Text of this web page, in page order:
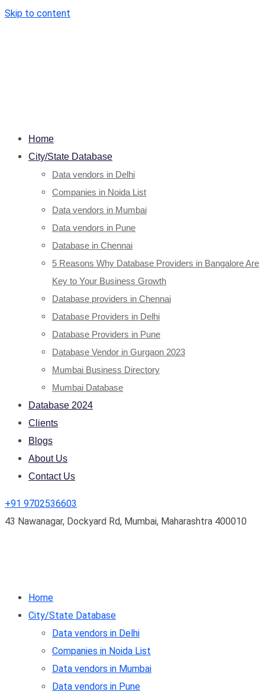
Skip to content
Home
City/State Database
Data vendors in Delhi
Companies in Noida List
Data vendors in Mumbai
Data vendors in Pune
Database in Chennai
5 Reasons Why Database Providers in Bangalore Are
Key to Your Business Growth
Database providers in Chennai
Database Providers in Delhi
Database Providers in Pune
Database Vendor in Gurgaon 2023
Mumbai Business Directory
Mumbai Database
Database 2024
Clients
Blogs
About Us
Contact Us
+91 9702536603
43 Nawanagar, Dockyard Rd, Mumbai, Maharashtra 400010
Home
City/State Database
Data vendors in Delhi
Companies in Noida List
Data vendors in Mumbai
Data vendors in Pune